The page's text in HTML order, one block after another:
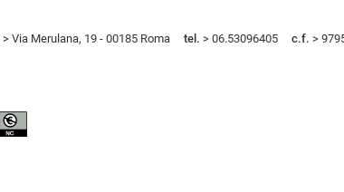
> Via Merulana, 19 - 00185 Roma tel. > 06.53096405 c.f. >